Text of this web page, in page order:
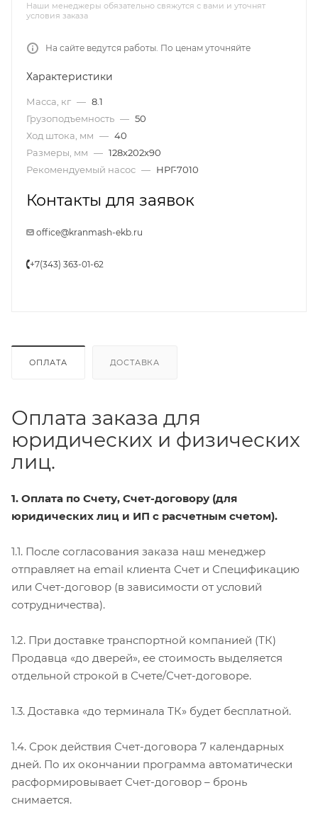
Наши менеджеры обязательно свяжутся с вами и уточнят
условия заказа
На сайте ведутся работы. По ценам уточняйте
Характеристики
Масса, кг — 8.1
Грузоподъемность — 50
Ход штока, мм — 40
Размеры, мм — 128x202x90
Рекомендуемый насос — НРГ-7010
Контакты для заявок
office@kranmash-ekb.ru
+7(343) 363-01-62
ОПЛАТА ДОСТАВКА
Оплата заказа для
юридических и физических
лиц.
1. Оплата по Счету, Счет-договору (для
юридических лиц и ИП с расчетным счетом).
1.1. После согласования заказа наш менеджер
отправляет на email клиента Счет и Спецификацию
или Счет-договор (в зависимости от условий
сотрудничества).
1.2. При доставке транспортной компанией (ТК)
Продавца «до дверей», ее стоимость выделяется
отдельной строкой в Счете/Счет-договоре.
1.3. Доставка «до терминала ТК» будет бесплатной.
1.4. Срок действия Счет-договора 7 календарных
дней. По их окончании программа автоматически
расформировывает Счет-договор – бронь
снимается.